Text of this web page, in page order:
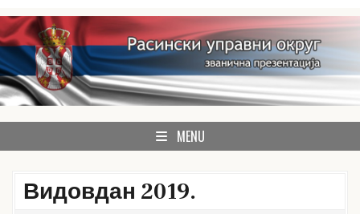
Skip
to
content
Расински округ
званична презентација Расинског управног округа
MENU
Видовдан 2019.